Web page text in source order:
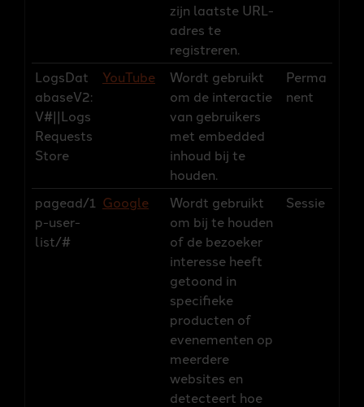
zijn laatste URL-
adres te
registreren.
LogsDat
abaseV2:
V#||Logs
Requests
Store
YouTube
Wordt gebruikt
om de interactie
van gebruikers
met embedded
inhoud bij te
houden.
Perma
nent
pagead/1
p-user-
list/#
Google
Wordt gebruikt
om bij te houden
of de bezoeker
interesse heeft
getoond in
specifieke
producten of
evenementen op
meerdere
websites en
detecteert hoe
Sessie